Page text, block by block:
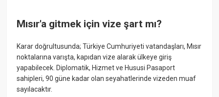
Mısır'a gitmek için vize şart mı?
Karar doğrultusunda; Türkiye Cumhuriyeti vatandaşları, Mısır
noktalarına varışta, kapıdan vize alarak ülkeye giriş
yapabilecek. Diplomatik, Hizmet ve Hususi Pasaport
sahipleri, 90 güne kadar olan seyahatlerinde vizeden muaf
sayılacaktır.